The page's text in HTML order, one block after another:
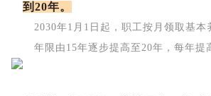
到20年。
2030年1月1日起，职工按月领取基本
年限由15年逐步提高至20年，每年提